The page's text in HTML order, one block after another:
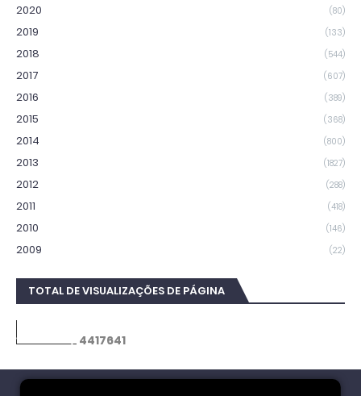
2020 (80)
2019 (133)
2018 (544)
2017 (607)
2016 (389)
2015 (368)
2014 (800)
2013 (1827)
2012 (288)
2011 (418)
2010 (146)
2009 (22)
TOTAL DE VISUALIZAÇÕES DE PÁGINA
4417641